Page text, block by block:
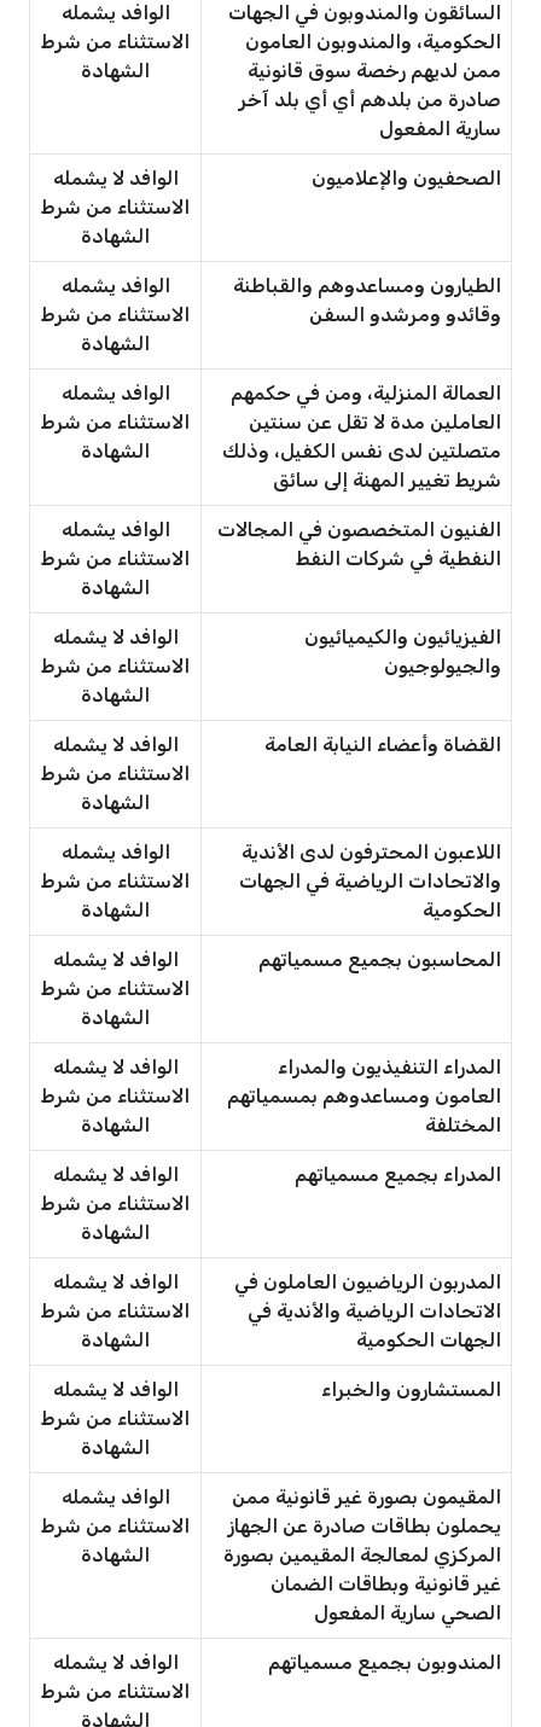
السائقون والمندوبون في الجهات
الحكومية، والمندوبون العامون
ممن لديهم رخصة سوق قانونية
صادرة من بلدهم أي أي بلد آخر
سارية المفعول
الوافد يشمله
الاستثناء من شرط
الشهادة
الصحفيون والإعلاميون
الوافد لا يشمله
الاستثناء من شرط
الشهادة
الطيارون ومساعدوهم والقباطنة
وقائدو ومرشدو السفن
الوافد يشمله
الاستثناء من شرط
الشهادة
العمالة المنزلية، ومن في حكمهم
العاملين مدة لا تقل عن سنتين
متصلتين لدى نفس الكفيل، وذلك
شريط تغيير المهنة إلى سائق
الوافد يشمله
الاستثناء من شرط
الشهادة
الفنيون المتخصصون في المجالات
النفطية في شركات النفط
الوافد يشمله
الاستثناء من شرط
الشهادة
الفيزيائيون والكيميائيون
والجيولوجيون
الوافد لا يشمله
الاستثناء من شرط
الشهادة
القضاة وأعضاء النيابة العامة
الوافد لا يشمله
الاستثناء من شرط
الشهادة
اللاعبون المحترفون لدى الأندية
والاتحادات الرياضية في الجهات
الحكومية
الوافد يشمله
الاستثناء من شرط
الشهادة
المحاسبون بجميع مسمياتهم
الوافد لا يشمله
الاستثناء من شرط
الشهادة
المدراء التنفيذيون والمدراء
العامون ومساعدوهم بمسمياتهم
المختلفة
الوافد لا يشمله
الاستثناء من شرط
الشهادة
المدراء بجميع مسمياتهم
الوافد لا يشمله
الاستثناء من شرط
الشهادة
المدربون الرياضيون العاملون في
الاتحادات الرياضية والأندية في
الجهات الحكومية
الوافد لا يشمله
الاستثناء من شرط
الشهادة
المستشارون والخبراء
الوافد لا يشمله
الاستثناء من شرط
الشهادة
المقيمون بصورة غير قانونية ممن
يحملون بطاقات صادرة عن الجهاز
المركزي لمعالجة المقيمين بصورة
غير قانونية وبطاقات الضمان
الصحي سارية المفعول
الوافد يشمله
الاستثناء من شرط
الشهادة
المندوبون بجميع مسمياتهم
الوافد لا يشمله
الاستثناء من شرط
الشهادة